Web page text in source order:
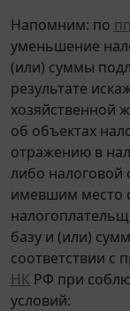
Напомним: по
уменьшение
(или) суммы
результате
хозяйственной
об объектах
отражению в
либо налоговой
имевшим место
базу и (или)
соответствии с
НК РФ при
условий: